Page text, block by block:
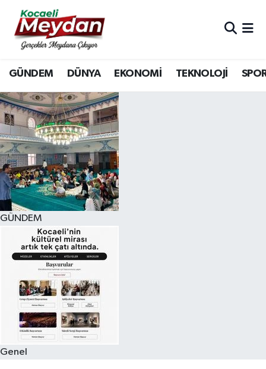
GÜNDEM DÜNYA EKONOMİ TEKNOLOJİ
GÜNDEM
Genel
Nöbetçi Eczaneler
Hava Durumu
Trafik Durumu
Süper Lig Puan Durumu ve Fikstür
Tüm Manşetler
Son Dakika Haberleri
Haber Arşivi